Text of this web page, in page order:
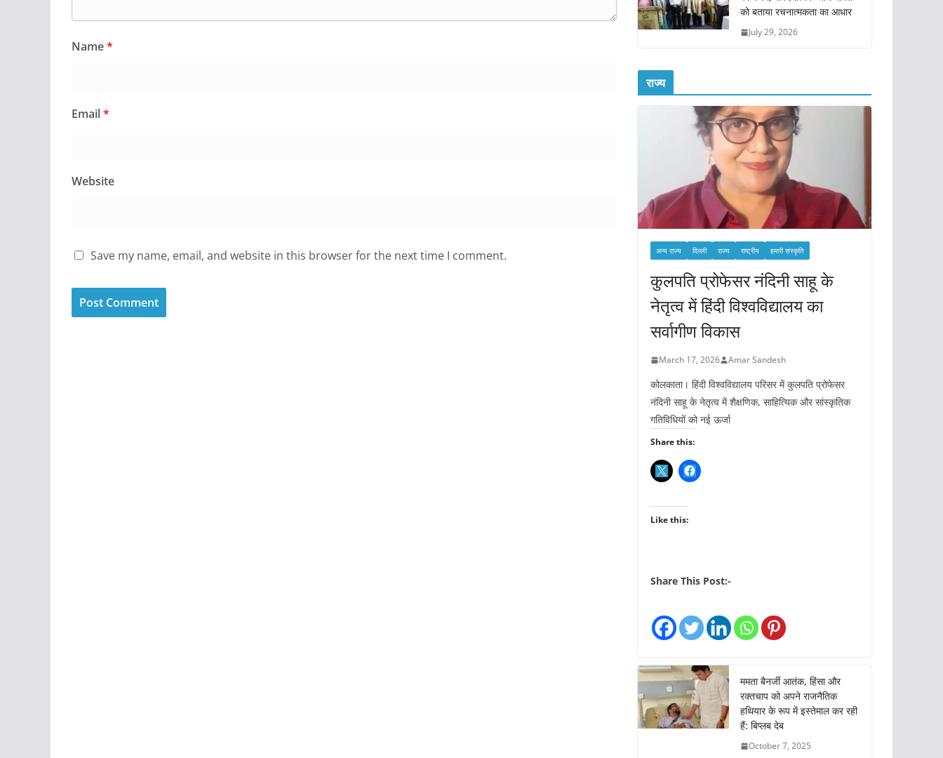
Name*
Email*
Website
Save my name, email, and website in this browser for the next time I comment.
को बताया रचनात्मकता का आधार
July 29, 2026
राज्य
अन्य राज्य दिल्ली राज्य राष्ट्रीय हमारी संस्कृति
कुलपति प्रोफेसर नंदिनी साहू के
नेतृत्व में हिंदी विश्वविद्यालय का
सर्वागीण विकास
March 17, 2026 Amar Sandesh
कोलकाता। हिंदी विश्वविद्यालय परिसर में कुलपति प्रोफेसर
नंदिनी साहू के नेतृत्व में शैक्षणिक, साहित्यिक और सांस्कृतिक
गतिविधियों को नई ऊर्जा
Share this:
Like this:
Share This Post:-
ममता बैनर्जी आतंक, हिंसा और
रक्तचाप को अपने राजनैतिक
हथियार के रूप में इस्तेमाल कर रही
हैं: बिप्लब देब
October 7, 2025